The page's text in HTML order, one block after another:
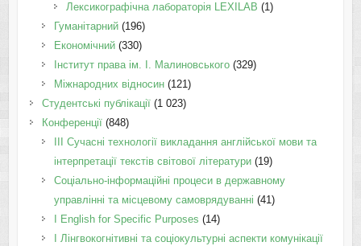
Лексикографічна лабораторія LEXILAB (1)
Гуманітарний(196)
Економічний(330)
Інститут права ім. І. Малиновського(329)
Міжнародних відносин(121)
Студентські публікації(1 023)
Конференції(848)
III Сучасні технології викладання англійської мови та
інтерпретації текстів світової літератури(19)
Соціально-інформаційні процеси в державному
управлінні та місцевому самоврядуванні (41)
І English for Specific Purposes (14)
I Лінгвокогнітивні та соціокультурні аспекти комунікації